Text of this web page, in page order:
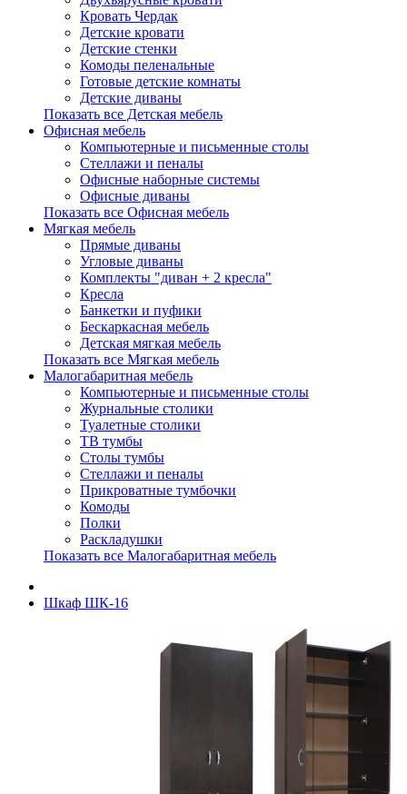
Кровать Чердак
Детские кровати
Детские стенки
Комоды пеленальные
Готовые детские комнаты
Детские диваны
Показать все Детская мебель
Офисная мебель
Компьютерные и письменные столы
Стеллажи и пеналы
Офисные наборные системы
Офисные диваны
Показать все Офисная мебель
Мягкая мебель
Прямые диваны
Угловые диваны
Комплекты "диван + 2 кресла"
Кресла
Банкетки и пуфики
Бескаркасная мебель
Детская мягкая мебель
Показать все Мягкая мебель
Малогабаритная мебель
Компьютерные и письменные столы
Журнальные столики
Туалетные столики
ТВ тумбы
Столы тумбы
Стеллажи и пеналы
Прикроватные тумбочки
Комоды
Полки
Раскладушки
Показать все Малогабаритная мебель
Шкаф ШК-16